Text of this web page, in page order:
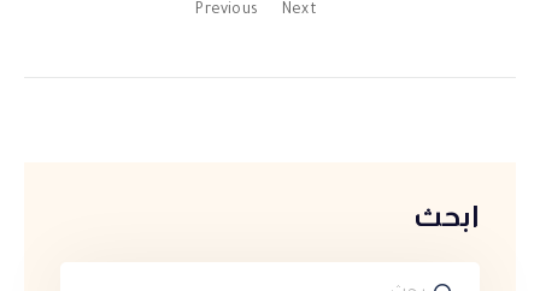
Previous Next
ابحث